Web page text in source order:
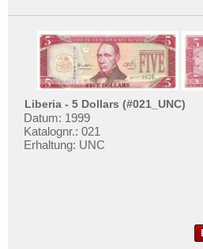
Portugiesisch Guinea
Rhodesien
Rhodesien & Nyasaland
Ruanda
Ruanda-Burundi
Sambia
Sao Tome & Principe
Ihre Bewertungen
Kontakt
Preislisten
Ankauf
Liberia - 5 Dollars (#021_UNC)
Datum: 1999
Katalognr.: 021
Erhaltung: UNC